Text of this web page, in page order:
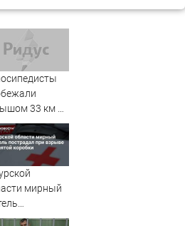
33 км по
на World
Bike Ride
мирный
при